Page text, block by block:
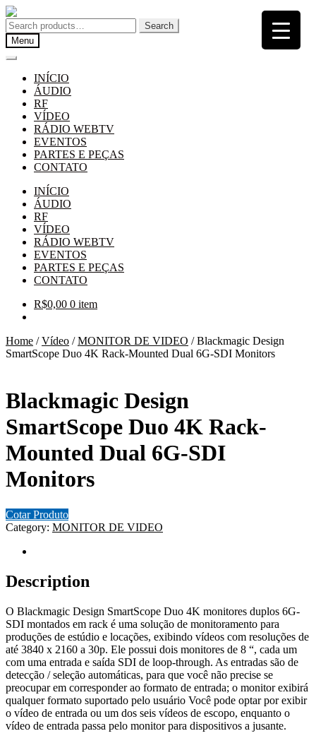
Pular
para
navegação
Pular
para
o
conteúdo
Search
for:
Search
Menu
INÍCIO
ÁUDIO
RF
VÍDEO
RÁDIO WEBTV
EVENTOS
PARTES E PEÇAS
CONTATO
INÍCIO
ÁUDIO
RF
VÍDEO
RÁDIO WEBTV
EVENTOS
PARTES E PEÇAS
CONTATO
R$0,00 0 item
Home /Vídeo /MONITOR DE VIDEO /Blackmagic Design
SmartScope Duo 4K Rack-Mounted Dual 6G-SDI Monitors
Blackmagic Design
SmartScope Duo 4K Rack-
Mounted Dual 6G-SDI
Monitors
Cotar Produto
Category: MONITOR DE VIDEO
Description
O Blackmagic Design SmartScope Duo 4K monitores duplos 6G-
SDI montados em rack é uma solução de monitoramento para
produções de estúdio e locações, exibindo vídeos com resoluções de
até 3840 x 2160 a 30p. Ele possui dois monitores de 8 “, cada um
com uma entrada e saída SDI de loop-through. As entradas são de
detecção / seleção automáticas, para que você não precise se
preocupar em corresponder ao formato de entrada; o monitor exibirá
qualquer formato suportado pelo usuário Você pode optar por exibir
o vídeo de entrada ou um dos seis vídeos de escopo, enquanto o
vídeo de entrada passa pelo monitor para dispositivos a jusante.